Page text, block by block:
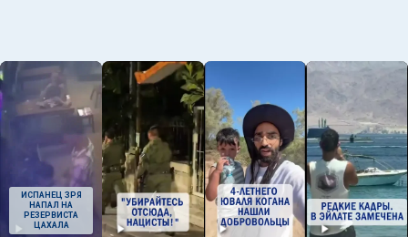
ИСПАНЕЦ ЗРЯ
НАПАЛ НА
РЕЗЕРВИСТА
ЦАХАЛА